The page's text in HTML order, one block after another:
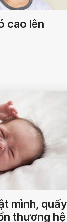
cao lên
mình, quấy
thương hệ